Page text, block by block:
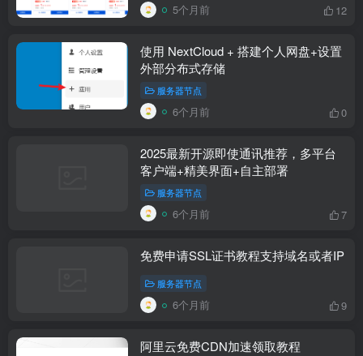
5个月前 12
使用 NextCloud + 搭建个人网盘+设置
外部分布式存储
服务器节点
6个月前 0
2025最新开源即使通讯推荐，多平台
客户端+精美界面+自主部署
服务器节点
6个月前 7
免费申请SSL证书教程支持域名或者IP
服务器节点
6个月前 9
阿里云免费CDN加速领取教程